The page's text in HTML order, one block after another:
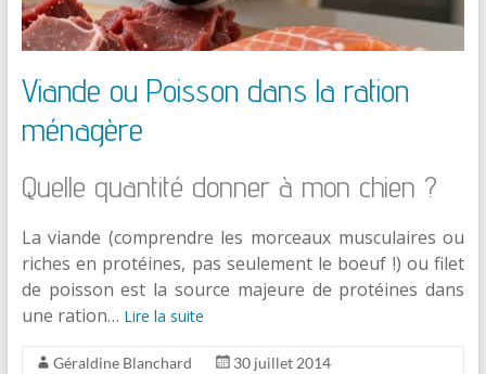
Viande ou Poisson dans la ration
ménagère
Quelle quantité donner à mon chien ?
La viande (comprendre les morceaux musculaires ou
riches en protéines, pas seulement le boeuf !) ou filet
de poisson est la source majeure de protéines dans
une ration… Lire la suite
Géraldine Blanchard
30 juillet 2014